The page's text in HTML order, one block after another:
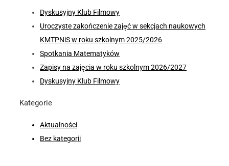
Dyskusyjny Klub Filmowy
Uroczyste zakończenie zajęć w sekcjach naukowych
KMTPNiS w roku szkolnym 2025/2026
Spotkania Matematyków
Zapisy na zajęcia w roku szkolnym 2026/2027
Dyskusyjny Klub Filmowy
Kategorie
Aktualności
Bez kategorii